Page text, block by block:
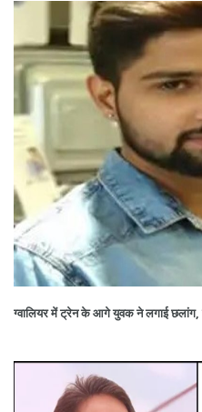
ग्वालियर में ट्रेन के आगे युवक ने लगाई छलांग,